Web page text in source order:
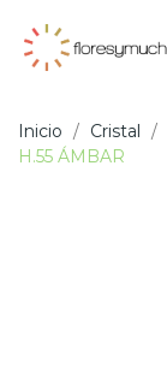
Inicio Cristal
H.55 ÁMBAR